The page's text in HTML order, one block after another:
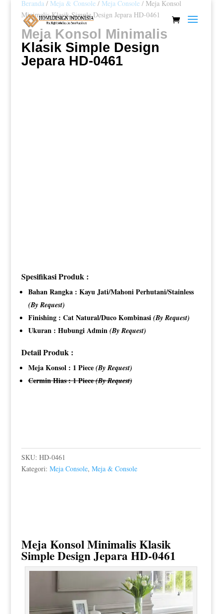
Beranda/ Meja & Console/ Meja Console/ Meja Konsol
Minimalis Klasik Simple Design Jepara HD-0461
Meja Konsol Minimalis
Klasik Simple Design
Jepara HD-0461
Spesifikasi Produk :
Bahan Rangka : Kayu Jati/Mahoni Perhutani/Stainless
(By Request)
Finishing : Cat Natural/Duco Kombinasi (By Request)
Ukuran : Hubungi Admin (By Request)
Detail Produk :
Meja Konsol : 1 Piece (By Request)
Cermin Hias : 1 Piece(By Request)
SKU: HD-0461
Kategori: Meja Console, Meja & Console
Meja Konsol Minimalis Klasik
Simple Design Jepara HD-0461